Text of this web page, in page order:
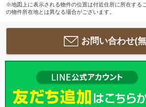
※地図上に表示される物件の位置は付近住所に所在する
の物件所在地とは異なる場合がございます。
お問い合わせ(